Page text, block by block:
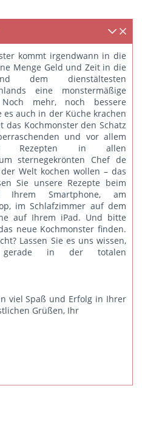
kommt irgendwann in die
Menge Geld und Zeit in die
dem dienstältesten
eine monstermäßige
Noch mehr, noch bessere
auch in der Küche krachen
das Kochmonster den Schatz
und vor allem
Rezepten in allen
sternegekrönten Chef de
Welt kochen wollen – das
Sie unsere Rezepte beim
Ihrem Smartphone, am
im Schlafzimmer auf dem
auf Ihrem iPad. Und bitte
neue Kochmonster finden.
Lassen Sie es uns wissen,
in der totalen
viel Spaß und Erfolg in Ihrer
Grüßen, Ihr